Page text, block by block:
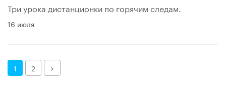
Три урока дистанционки по горячим следам.
16 июля
1 2 Далее